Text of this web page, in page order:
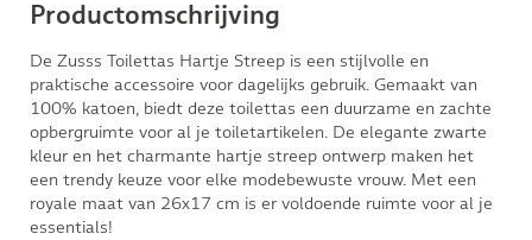
Productomschrijving
De Zusss Toilettas Hartje Streep is een stijlvolle en
praktische accessoire voor dagelijks gebruik. Gemaakt van
100% katoen, biedt deze toilettas een duurzame en zachte
opbergruimte voor al je toiletartikelen. De elegante zwarte
kleur en het charmante hartje streep ontwerp maken het
een trendy keuze voor elke modebewuste vrouw. Met een
royale maat van 26x17 cm is er voldoende ruimte voor al je
essentials!